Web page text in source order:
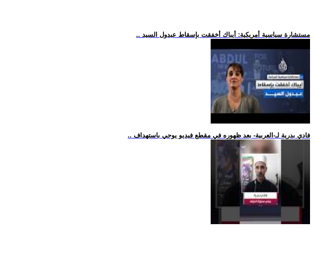
.. مستشارة سياسية أمريكية: أيباك أخفقت بإسقاط عبدول السيد
.. فادي بدرية لـ-العربية- بعد ظهوره في مقطع فيديو يوحي باستهداف